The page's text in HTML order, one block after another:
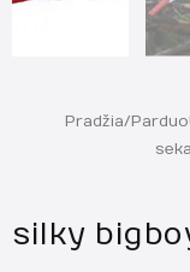
Pradžia/
silky